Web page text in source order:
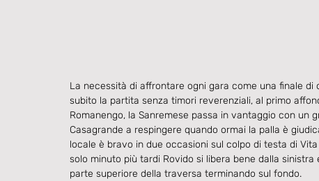
La necessità di affrontare ogni gara come una finale
subito la partita senza timori reverenziali, al primo
Romanengo, la Sanremese passa in vantaggio con un
Casagrande a respingere quando ormai la palla è
locale è bravo in due occasioni sul colpo di testa di
solo minuto più tardi Rovido si libera bene dalla
parte superiore della traversa terminando sul fondo.